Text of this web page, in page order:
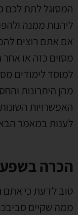
המסוגל לתת לכם
ליהנות ממנה
אם אתם רוצים
מסוים כזה או
למוסד לימודים
מהן היתרונות
האפשרויות
לענות במאמר
הכרה בשפע
טוב לדעת כי אתם
ממה שקיים